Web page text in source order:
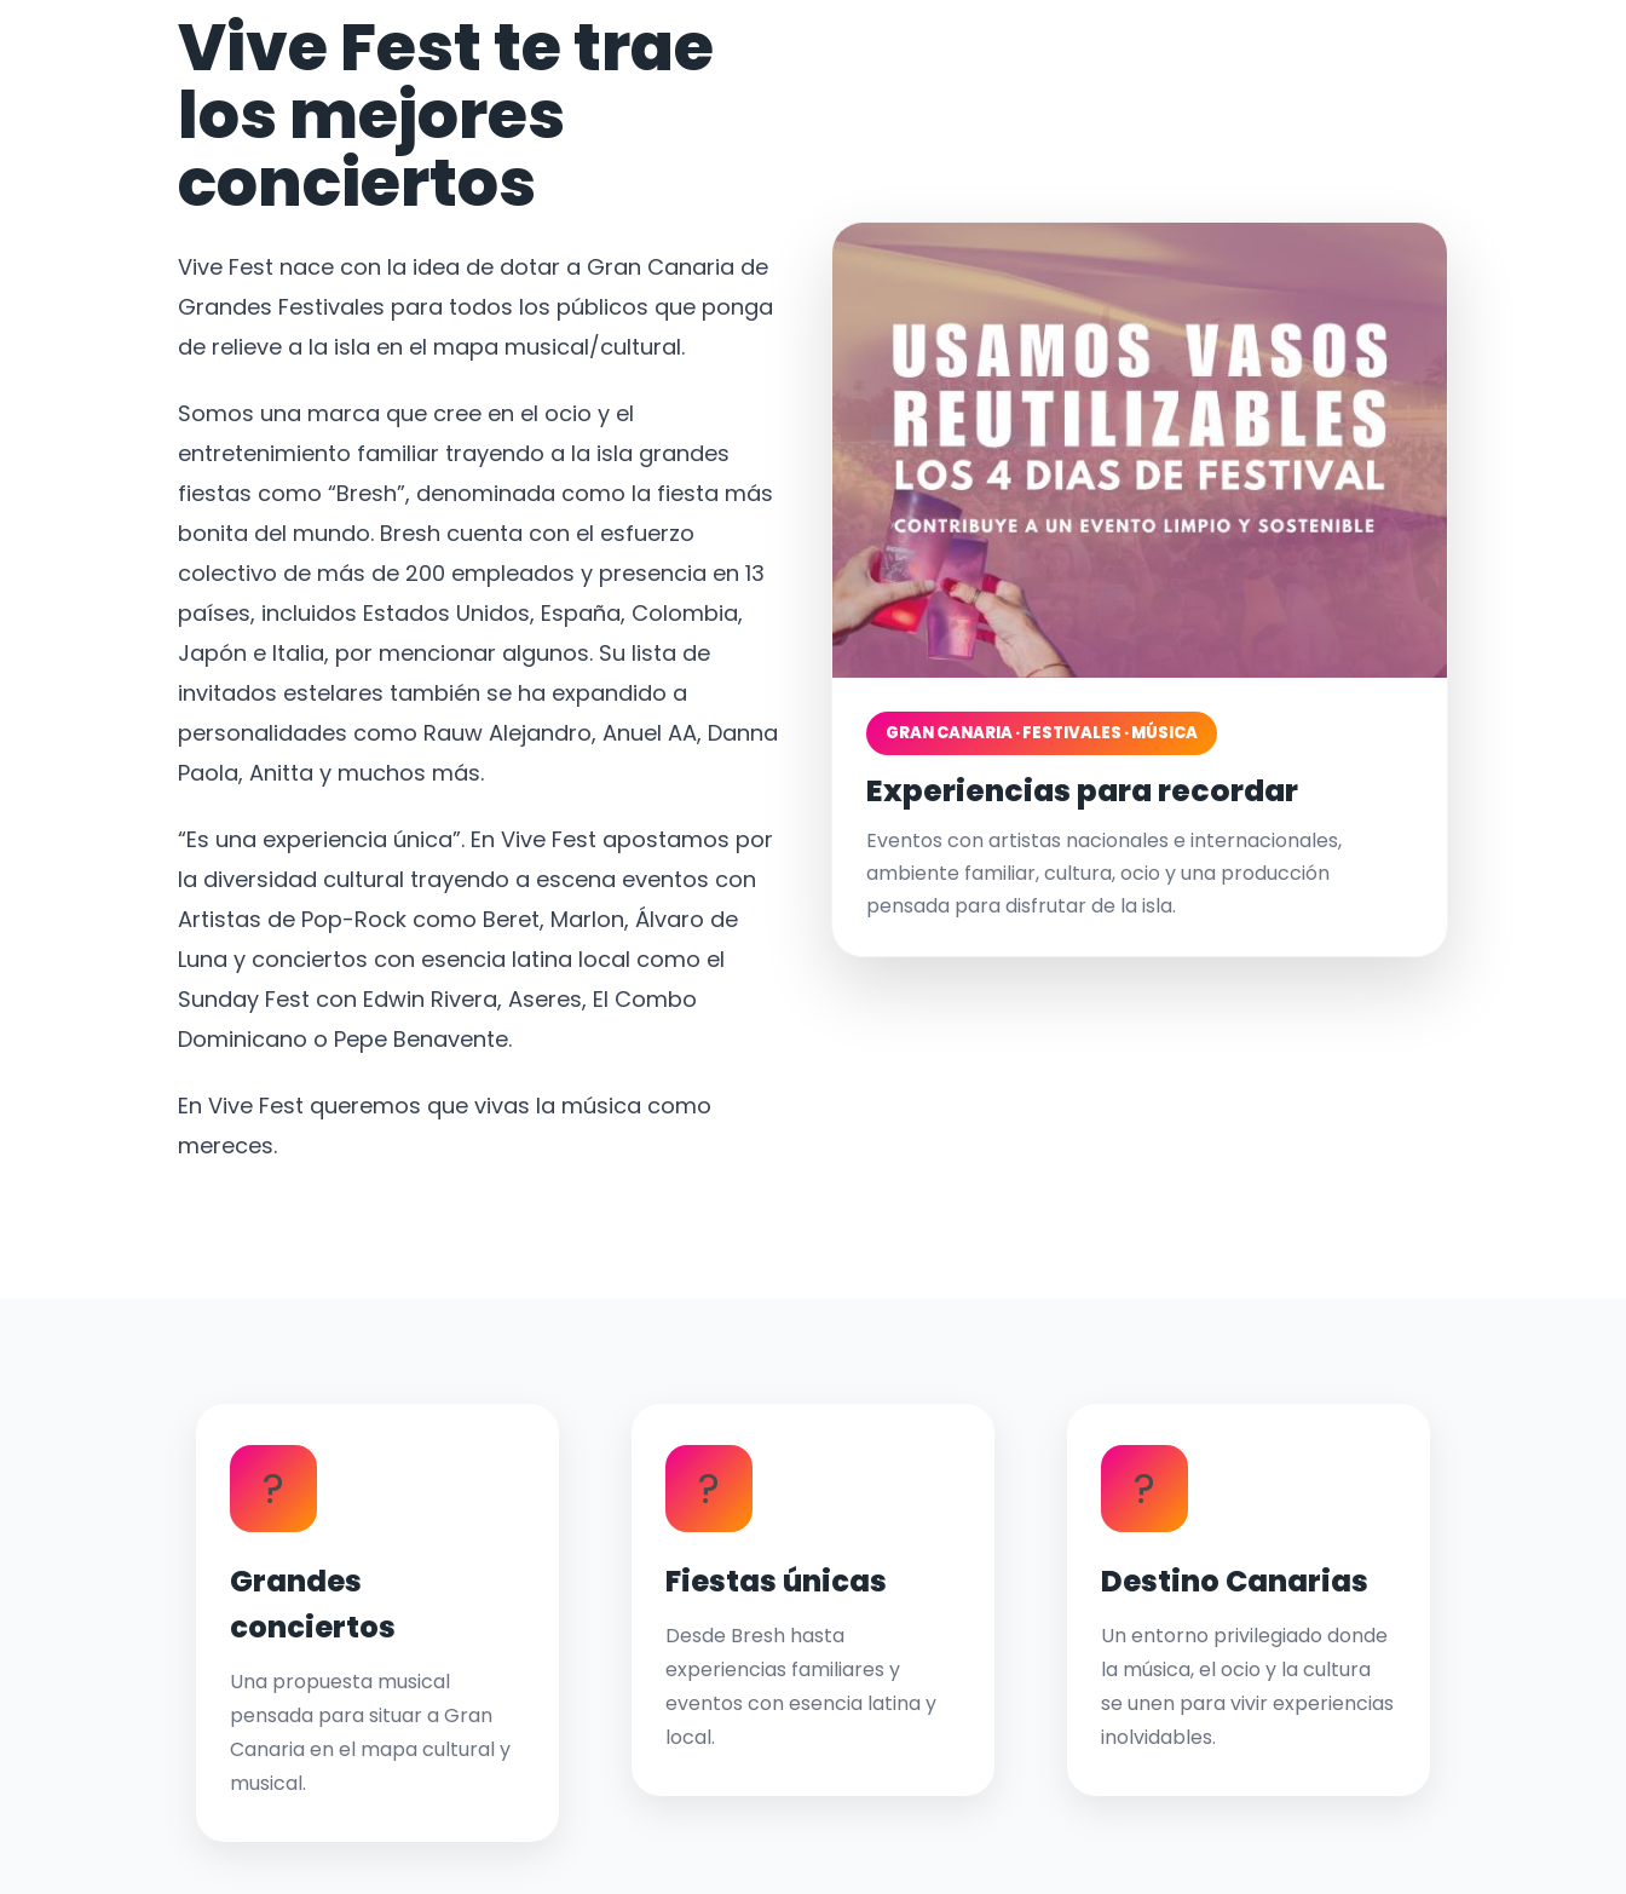
Vive Fest te trae
los mejores
conciertos
Vive Fest nace con la idea de dotar a Gran Canaria de
Grandes Festivales para todos los públicos que ponga
de relieve a la isla en el mapa musical/cultural.
Somos una marca que cree en el ocio y el
entretenimiento familiar trayendo a la isla grandes
fiestas como “Bresh”, denominada como la fiesta más
bonita del mundo. Bresh cuenta con el esfuerzo
colectivo de más de 200 empleados y presencia en 13
países, incluidos Estados Unidos, España, Colombia,
Japón e Italia, por mencionar algunos. Su lista de
invitados estelares también se ha expandido a
personalidades como Rauw Alejandro, Anuel AA, Danna
Paola, Anitta y muchos más.
“Es una experiencia única”. En Vive Fest apostamos por
la diversidad cultural trayendo a escena eventos con
Artistas de Pop-Rock como Beret, Marlon, Álvaro de
Luna y conciertos con esencia latina local como el
Sunday Fest con Edwin Rivera, Aseres, El Combo
Dominicano o Pepe Benavente.
En Vive Fest queremos que vivas la música como
mereces.
GRAN CANARIA · FESTIVALES · MÚSICA
Experiencias para recordar
Eventos con artistas nacionales e internacionales,
ambiente familiar, cultura, ocio y una producción
pensada para disfrutar de la isla.
?
Grandes
conciertos
Una propuesta musical
pensada para situar a Gran
Canaria en el mapa cultural y
musical.
?
Fiestas únicas
Desde Bresh hasta
experiencias familiares y
eventos con esencia latina y
local.
?
Destino Canarias
Un entorno privilegiado donde
la música, el ocio y la cultura
se unen para vivir experiencias
inolvidables.